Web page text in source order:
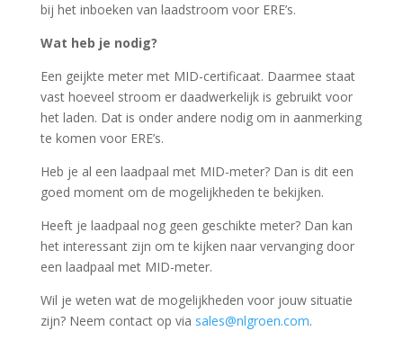
bij het inboeken van laadstroom voor ERE’s.
Wat heb je nodig?
Een geijkte meter met MID-certificaat. Daarmee staat
vast hoeveel stroom er daadwerkelijk is gebruikt voor
het laden. Dat is onder andere nodig om in aanmerking
te komen voor ERE’s.
Heb je al een laadpaal met MID-meter? Dan is dit een
goed moment om de mogelijkheden te bekijken.
Heeft je laadpaal nog geen geschikte meter? Dan kan
het interessant zijn om te kijken naar vervanging door
een laadpaal met MID-meter.
Wil je weten wat de mogelijkheden voor jouw situatie
zijn? Neem contact op via sales@nlgroen.com.